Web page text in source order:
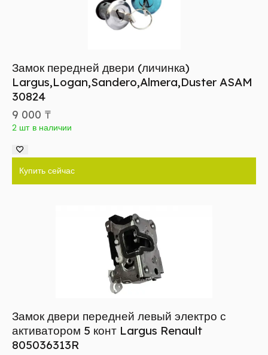
Замок передней двери (личинка)
Largus,Logan,Sandero,Almera,Duster ASAM
30824
9 000 ₸
2 шт в наличии
Купить сейчас
Замок двери передней левый электро с
активатором 5 конт Largus Renault
805036313R